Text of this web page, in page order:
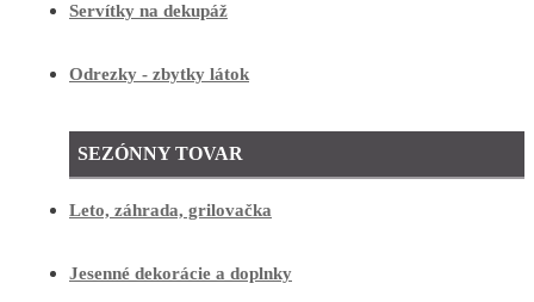
Servítky na dekupáž
Odrezky - zbytky látok
SEZÓNNY TOVAR
Leto, záhrada, grilovačka
Jesenné dekorácie a doplnky